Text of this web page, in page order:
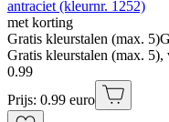
antraciet (kleurnr. 1252)
met korting
Gratis kleurstalen (max. 5)
Gratis kleurstalen (max.
0.99
Prijs: 0.99 euro